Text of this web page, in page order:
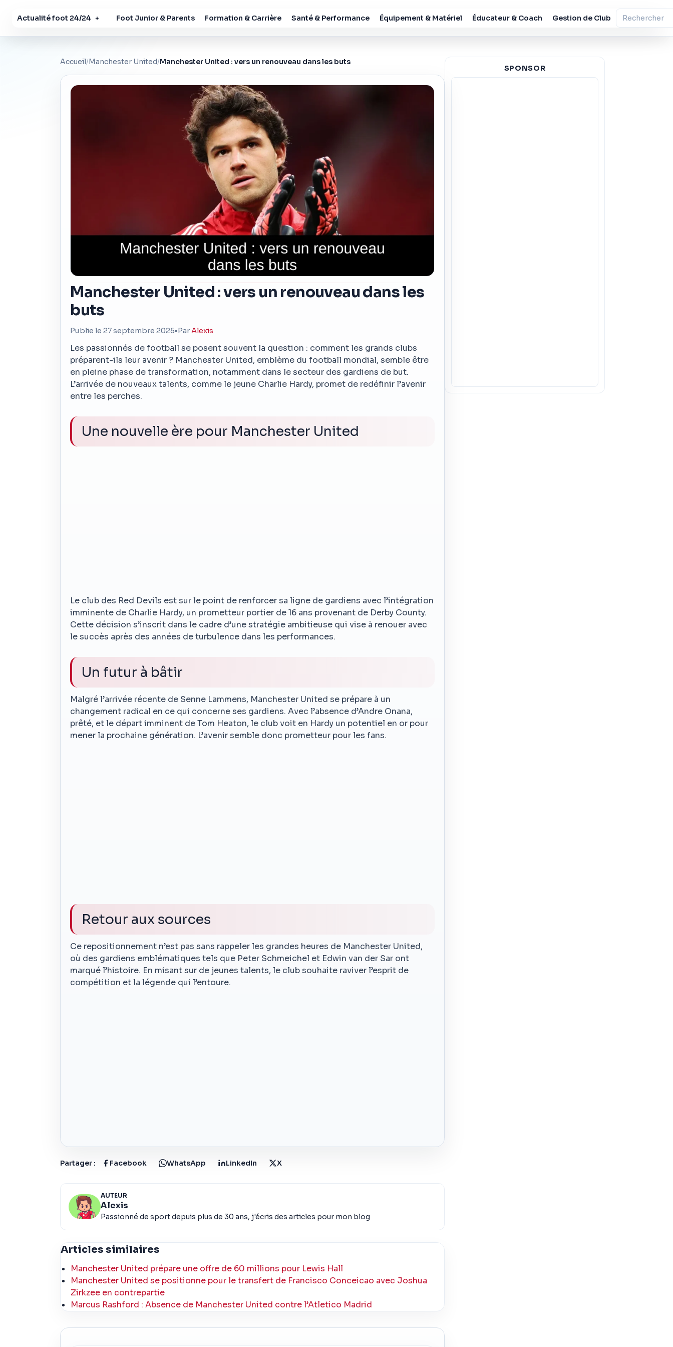
Actualité foot 24/24 + Foot Junior & Parents Formation & Carrière Santé & Performance Équipement & Matériel Éducateur & Coach Gestion de Club
Accueil/Manchester United/Manchester United : vers un renouveau dans les buts
Manchester United : vers un renouveau dans les
buts
Publie le 27 septembre 2025•ParAlexis
Les passionnés de football se posent souvent la question : comment les grands clubs
préparent-ils leur avenir ? Manchester United, emblème du football mondial, semble être
en pleine phase de transformation, notamment dans le secteur des gardiens de but.
L’arrivée de nouveaux talents, comme le jeune Charlie Hardy, promet de redéfinir l’avenir
entre les perches.
Une nouvelle ère pour Manchester United
Le club des Red Devils est sur le point de renforcer sa ligne de gardiens avec l’intégration
imminente de Charlie Hardy, un prometteur portier de 16 ans provenant de Derby County.
Cette décision s’inscrit dans le cadre d’une stratégie ambitieuse qui vise à renouer avec
le succès après des années de turbulence dans les performances.
Un futur à bâtir
Malgré l’arrivée récente de Senne Lammens, Manchester United se prépare à un
changement radical en ce qui concerne ses gardiens. Avec l’absence d’Andre Onana,
prêté, et le départ imminent de Tom Heaton, le club voit en Hardy un potentiel en or pour
mener la prochaine génération. L’avenir semble donc prometteur pour les fans.
Retour aux sources
Ce repositionnement n’est pas sans rappeler les grandes heures de Manchester United,
où des gardiens emblématiques tels que Peter Schmeichel et Edwin van der Sar ont
marqué l’histoire. En misant sur de jeunes talents, le club souhaite raviver l’esprit de
compétition et la légende qui l’entoure.
Partager : Facebook WhatsApp LinkedIn X
AUTEUR
Alexis
Passionné de sport depuis plus de 30 ans, j'écris des articles pour mon blog
Articles similaires
Manchester United prépare une offre de 60 millions pour Lewis Hall
Manchester United se positionne pour le transfert de Francisco Conceicao avec Joshua
Zirkzee en contrepartie
Marcus Rashford : Absence de Manchester United contre l’Atletico Madrid
SPONSOR